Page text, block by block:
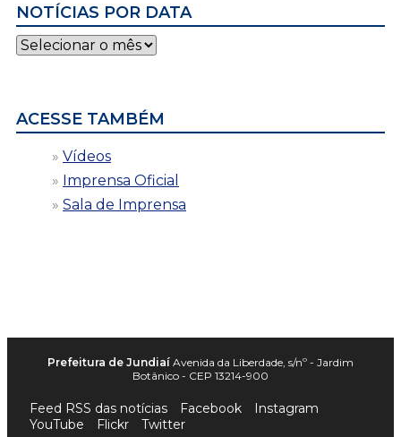
NOTÍCIAS POR DATA
Notícias
por
ACESSE TAMBÉM
Vídeos
Imprensa Oficial
Sala de Imprensa
Prefeitura de Jundiaí Avenida da Liberdade, s/nº - Jardim
Botânico - CEP 13214-900
Feed RSS das notícias Facebook
Instagram
YouTube
Flickr Twitter